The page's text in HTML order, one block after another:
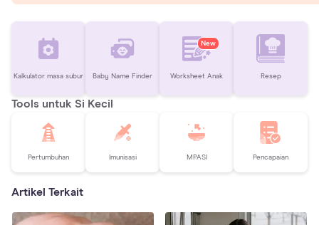
Kalkulator masa subur Baby Name Finder
New
Worksheet Anak Resep
Tools untuk Si Kecil
Pertumbuhan Imunisasi MPASI Pencapaian
Artikel Terkait